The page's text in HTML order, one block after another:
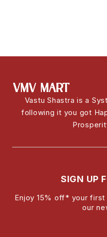
Vastu Shastra is a
following it you got
SIGN UP
Enjoy 15% off* your
our